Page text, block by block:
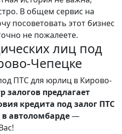
В общем сервис на
посоветовать этот бизнес
не пожалеете.
лиц под
Чепецке
ПТС для юрлиц в Кирово-
залогов предлагает
кредита под залог ПТС
автоломбарде—